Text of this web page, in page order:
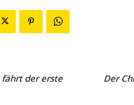
der erste
Der